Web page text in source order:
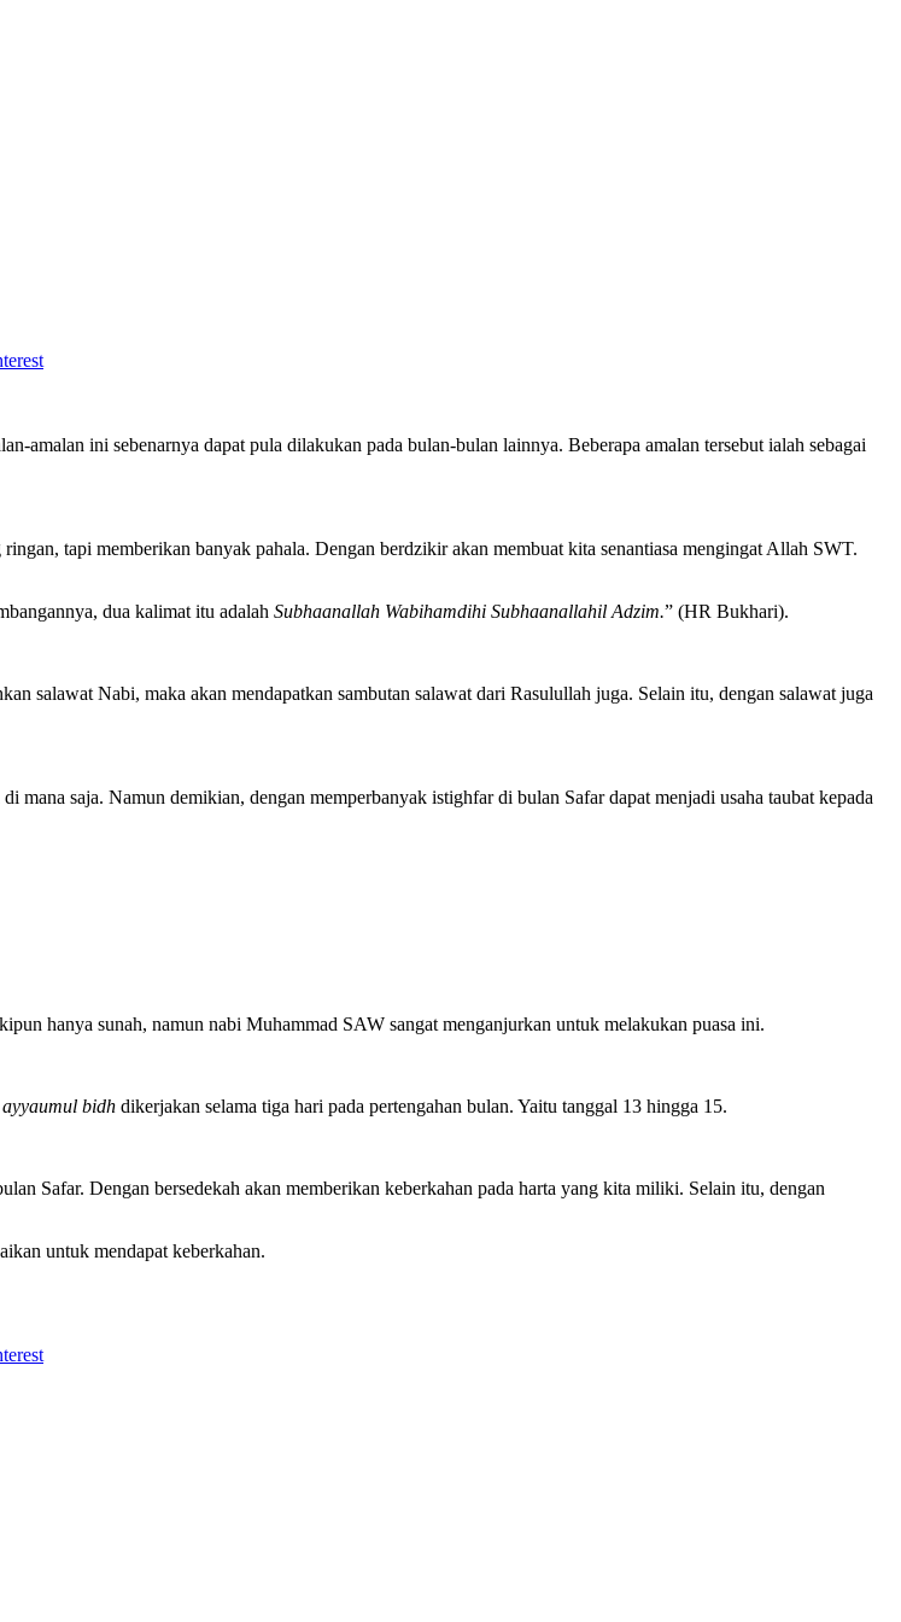
amalan ini sebenarnya dapat pula dilakukan pada bulan-bulan lainnya. Beberapa amalan tersebut ialah sebagai
tapi memberikan banyak pahala. Dengan berdzikir akan membuat kita senantiasa mengingat Allah SWT.
dua kalimat itu adalah Subhaanallah Wabihamdihi Subhaanallahil Adzim.” (HR Bukhari).
salawat Nabi, maka akan mendapatkan sambutan salawat dari Rasulullah juga. Selain itu, dengan salawat juga
mana saja. Namun demikian, dengan memperbanyak istighfar di bulan Safar dapat menjadi usaha taubat kepada
hanya sunah, namun nabi Muhammad SAW sangat menganjurkan untuk melakukan puasa ini.
ayyaumul bidh dikerjakan selama tiga hari pada pertengahan bulan. Yaitu tanggal 13 hingga 15.
Safar. Dengan bersedekah akan memberikan keberkahan pada harta yang kita miliki. Selain itu, dengan
untuk mendapat keberkahan.